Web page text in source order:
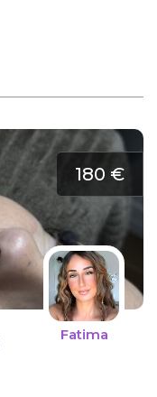
180 €
Fatima